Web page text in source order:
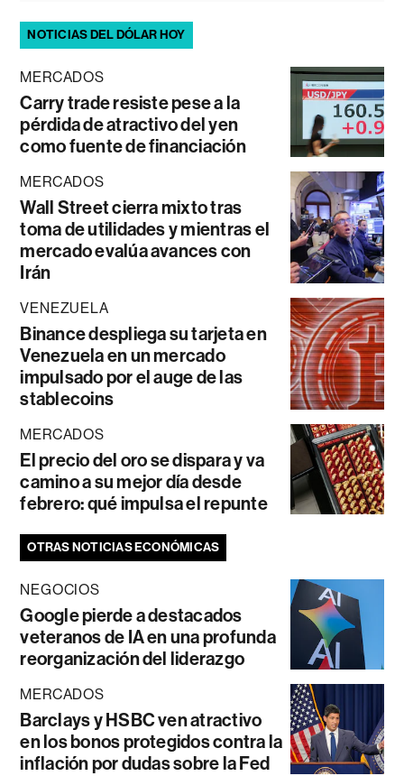
NOTICIAS DEL DÓLAR HOY
MERCADOS
Carry trade resiste pese a la
pérdida de atractivo del yen
como fuente de financiación
MERCADOS
Wall Street cierra mixto tras
toma de utilidades y mientras el
mercado evalúa avances con
Irán
VENEZUELA
Binance despliega su tarjeta en
Venezuela en un mercado
impulsado por el auge de las
stablecoins
MERCADOS
El precio del oro se dispara y va
camino a su mejor día desde
febrero: qué impulsa el repunte
OTRAS NOTICIAS ECONÓMICAS
NEGOCIOS
Google pierde a destacados
veteranos de IA en una profunda
reorganización del liderazgo
MERCADOS
Barclays y HSBC ven atractivo
en los bonos protegidos contra la
inflación por dudas sobre la Fed